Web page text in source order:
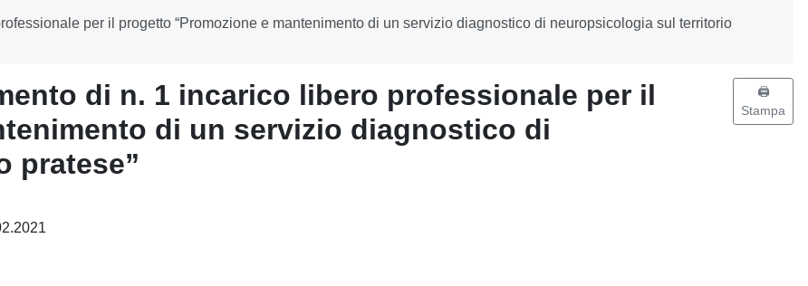
per il progetto “Promozione e mantenimento di un servizio diagnostico di neuropsicologia sul territorio
di n. 1 incarico libero professionale per il
di un servizio diagnostico di
pratese”
🖨️
Stampa